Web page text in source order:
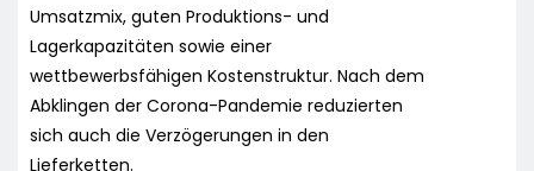
Umsatzmix, guten Produktions- und
Lagerkapazitäten sowie einer
wettbewerbsfähigen Kostenstruktur. Nach dem
Abklingen der Corona-Pandemie reduzierten
sich auch die Verzögerungen in den
Lieferketten.